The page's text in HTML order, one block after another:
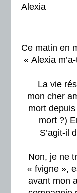
Alexia
Ce matin en
« Alexia
La vie
mon cher
mort
mort ?)
S’agit-il
Non, je ne
« fvigne »,
avant mon